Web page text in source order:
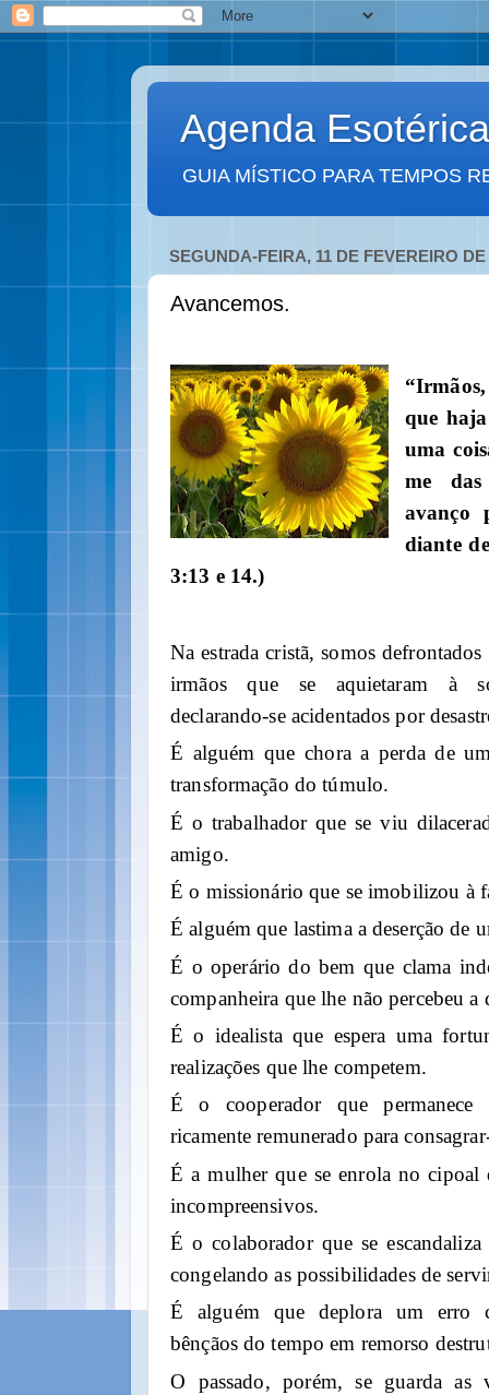
Agenda Esotérica
GUIA MÍSTICO PARA TEMPOS
SEGUNDA-FEIRA, 11 DE FEVEREIRO DE
Avancemos.
que
uma
me
avanço
diante
3:13 e 14.)
Na estrada cristã, somos
irmãos que se aquietaram à
declarando-se acidentados por
É alguém que chora a perda de
transformação do túmulo.
É o trabalhador que se viu
amigo.
É o missionário que se imobilizou à
É alguém que lastima a deserção de
É o operário do bem que clama
companheira que lhe não percebeu a
É o idealista que espera uma
realizações que lhe competem.
É o cooperador que permanece
ricamente remunerado para
É a mulher que se enrola no cipoal
incompreensivos.
É o colaborador que se
congelando as possibilidades de
É alguém que deplora um erro
bênçãos do tempo em remorso
O passado, porém, se guarda as